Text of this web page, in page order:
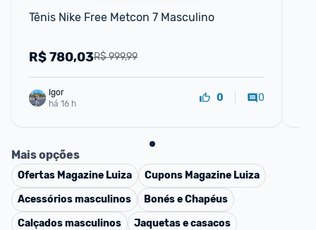
Tênis Nike Free Metcon 7 Masculino
R$ 999,99
R$780,03
Igor
há 16 h
0 0
Mais opções
Ofertas Magazine Luiza Cupons Magazine Luiza
Acessórios masculinos
Bonés e Chapéus
Calçados masculinos
Jaquetas e casacos